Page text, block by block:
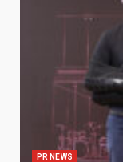
PR NEWS